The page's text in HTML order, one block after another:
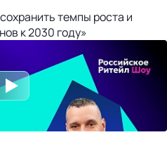
темпы роста и
к 2030 году»